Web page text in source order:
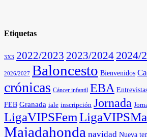
Etiquetas
3X3 2022/2023 2023/2024 2024/
2026/2027 Baloncesto Bienvenidos
crónicas Cáncer infantil EBA
FEB Granada iale inscripción Jornada
LigaVIPSFem
Majadahonda navidad Nueva